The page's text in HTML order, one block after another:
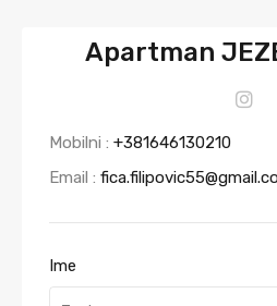
Apartman
Mobilni : +381646130210
Email :
Ime